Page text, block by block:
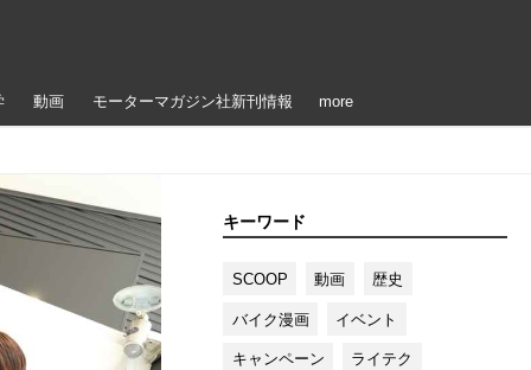
動画 モーターマガジン社新刊情報 more
キーワード
SCOOP 動画 歴史
バイク漫画 イベント
キャンペーン ライテク